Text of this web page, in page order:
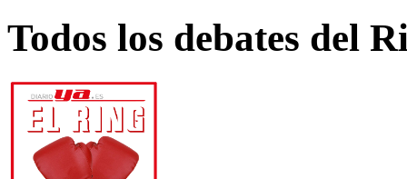
Todos los debates del